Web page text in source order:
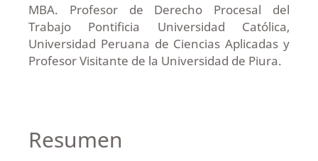
MBA. Profesor de Derecho Procesal del
Trabajo Pontificia Universidad Católica,
Universidad Peruana de Ciencias Aplicadas y
Profesor Visitante de la Universidad de Piura.
Resumen